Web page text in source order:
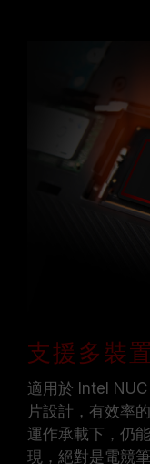
支援多裝
適用於 Intel
片設計，有效率
運作承載下，仍
現，絕對是電競